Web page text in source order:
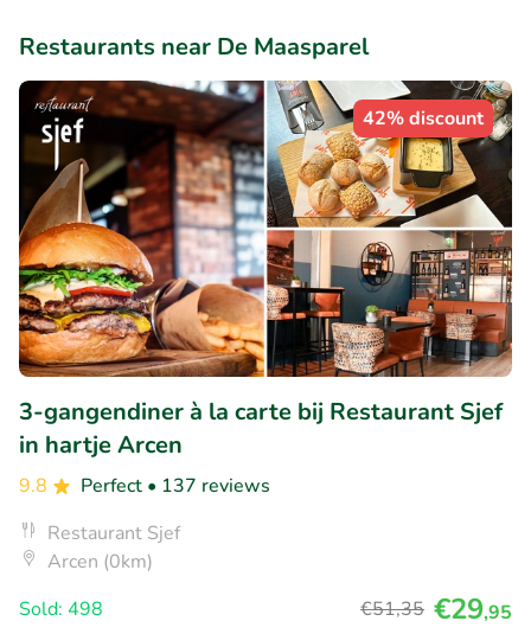
Restaurants near De Maasparel
42% discount
3-gangendiner à la carte bij Restaurant Sjef
in hartje Arcen
9.8 Perfect • 137 reviews
Restaurant Sjef
Arcen (0km)
Sold: 498
€51,35 €29,95